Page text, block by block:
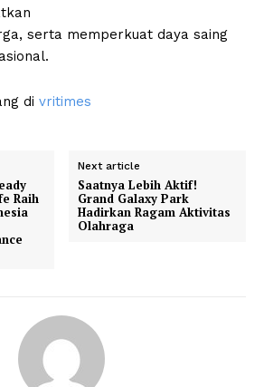
serta memperkuat daya saing
di vritimes
Raih
Next article
Saatnya Lebih Aktif!
Grand Galaxy Park
Hadirkan Ragam Aktivitas
Olahraga